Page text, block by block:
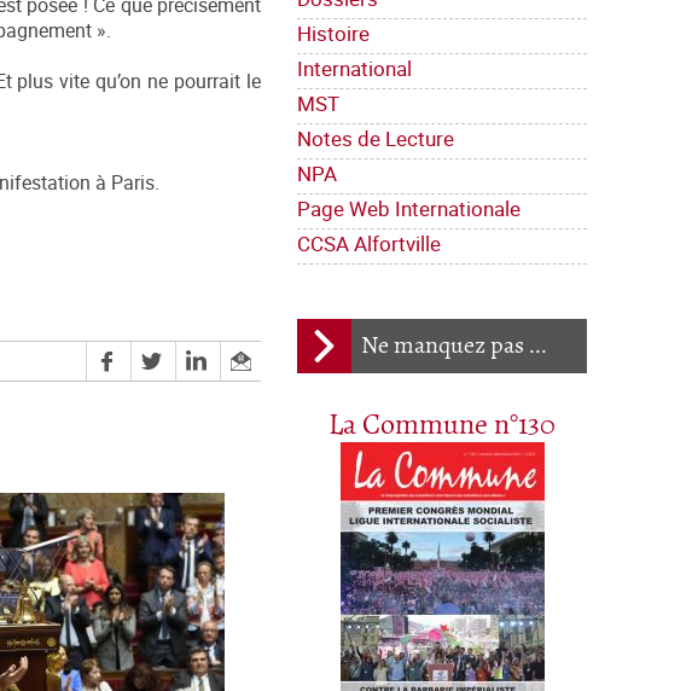
Histoire
International
MST
Notes de Lecture
NPA
Page Web Internationale
CCSA Alfortville
Ne manquez pas ...
La Commune n°130
posée ! Ce que précisément
».
plus vite qu’on ne pourrait le
à Paris.